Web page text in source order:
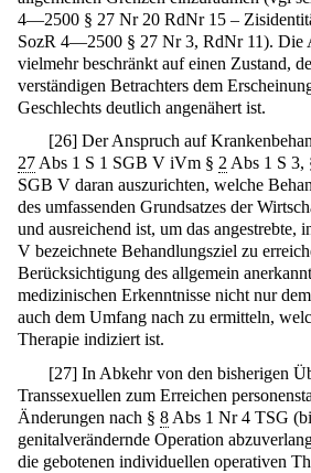
4—2500 § 27 Nr 20 RdNr 15 –
SozR 4—2500 § 27 Nr 3, RdNr 11). Die
vielmehr beschränkt auf einen Zustand,
verständigen Betrachters dem
Geschlechts deutlich angenähert ist.
[26] Der Anspruch auf
27Abs 1 S 1 SGB V iVm § 2Abs 1 S 3,
SGB V daran auszurichten, welche
des umfassenden Grundsatzes der
und ausreichend ist, um das angestrebte,
V bezeichnete Behandlungsziel zu
Berücksichtigung des allgemein
medizinischen Erkenntnisse nicht nur
auch dem Umfang nach zu ermitteln,
Therapie indiziert ist.
[27] In Abkehr von den bisherigen
Transsexuellen zum Erreichen
Änderungen nach § 8 Abs 1 Nr 4 TSG
genitalverändernde Operation
die gebotenen individuellen operativen